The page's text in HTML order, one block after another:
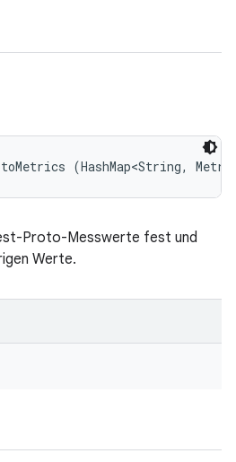
(HashMap<String,
Proto-Messwerte fest und
Werte.